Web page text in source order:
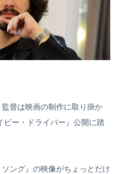
督は映画の制作に取り掛か
ビー・ドライバー』公開に踏
ング』の映像がちょっとだけ